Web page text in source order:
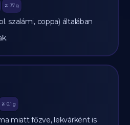
🫒 37 g
szalámi, coppa) általában
🫒 0.1 g
miatt főzve, lekvárként is